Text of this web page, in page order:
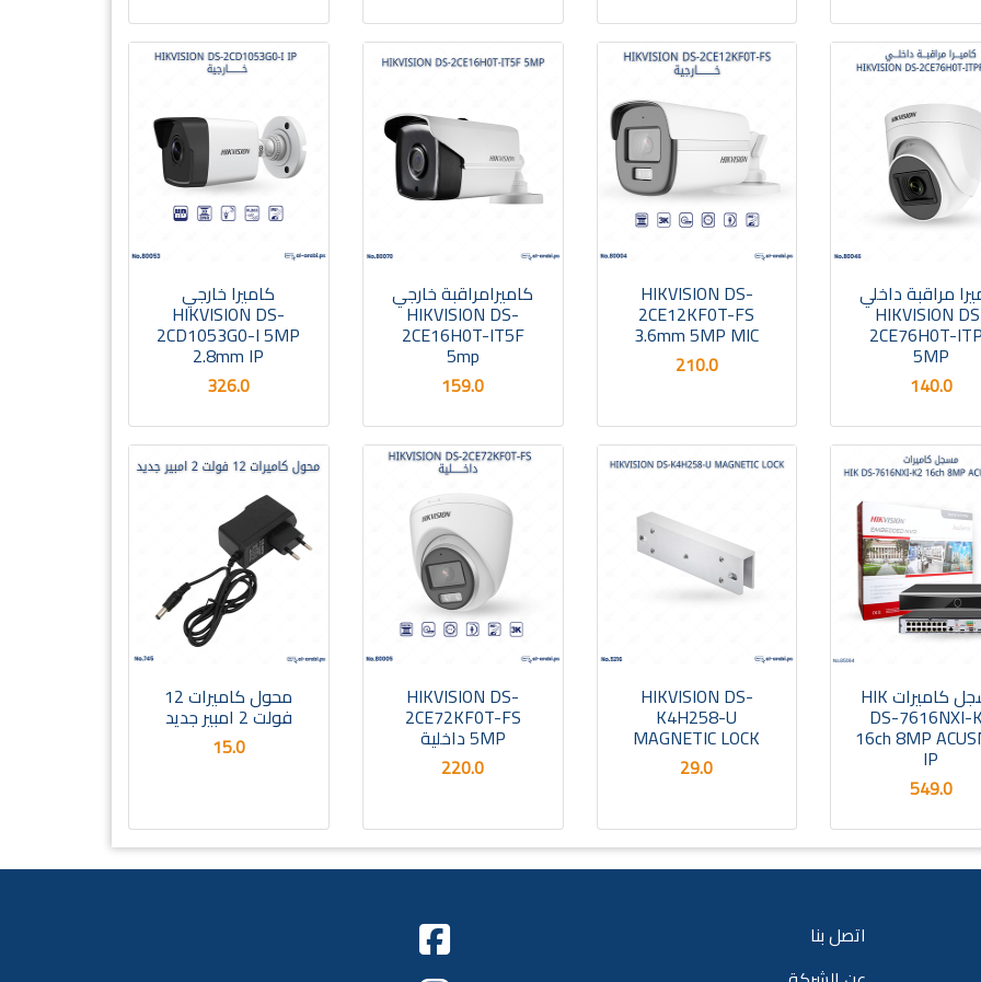
مراقبة داخلي
HIKVISION
2CE76H0T-
5MP
140.0
HIKVISION DS-
2CE12KF0T-FS
3.6mm 5MP MIC
210.0
كاميرامراقبة خارجي
HIKVISION DS-
2CE16H0T-IT5F
5mp
159.0
كاميرا خارجي
HIKVISION DS-
2CD1053G0-I 5MP
2.8mm IP
326.0
مسجل كاميرات HIK
DS-7616NXI-
16ch 8MP
IP
549.0
HIKVISION DS-
K4H258-U
MAGNETIC LOCK
29.0
HIKVISION DS-
2CE72KF0T-FS
5MP داخلية
220.0
محول كاميرات 12
فولت 2 امبير جديد
15.0
اتصل بنا